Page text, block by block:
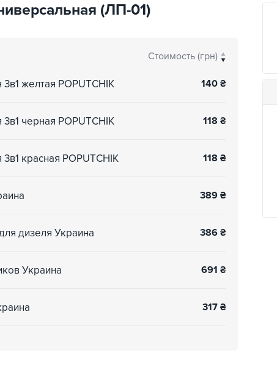
(ЛП-01)
Стоимость (грн)
желтая POPUTCHIK 140 ₴
черная POPUTCHIK 118 ₴
красная POPUTCHIK 118 ₴
389 ₴
дизеля Украина 386 ₴
Украина 691 ₴
317 ₴